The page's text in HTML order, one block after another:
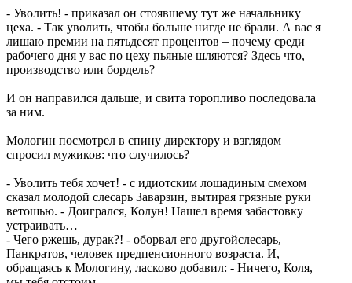
- Уволить! - приказал он стоявшему тут же начальнику
цеха. - Так уволить, чтобы больше нигде не брали. А вас я
лишаю премии на пятьдесят процентов – почему среди
рабочего дня у вас по цеху пьяные шляются? Здесь что,
производство или бордель?
И он направился дальше, и свита торопливо последовала
за ним.
Мологин посмотрел в спину директору и взглядом
спросил мужиков: что случилось?
- Уволить тебя хочет! - с идиотским лошадиным смехом
сказал молодой слесарь Заварзин, вытирая грязные руки
ветошью. - Доигрался, Колун! Нашел время забастовку
устраивать…
- Чего ржешь, дурак?! - оборвал его другойслесарь,
Панкратов, человек предпенсионного возраста. И,
обращаясь к Мологину, ласково добавил: - Ничего, Коля,